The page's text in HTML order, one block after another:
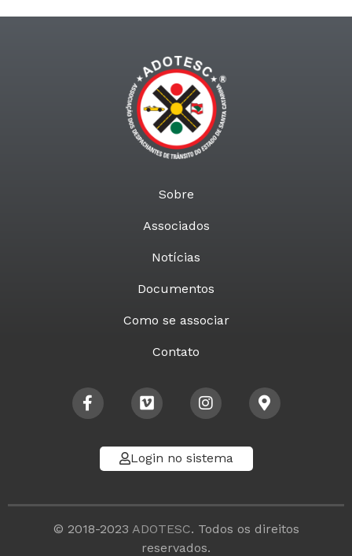
Sobre
Associados
Notícias
Documentos
Como se associar
Contato
Login no sistema
© 2018-2023 ADOTESC. Todos os direitos
reservados.